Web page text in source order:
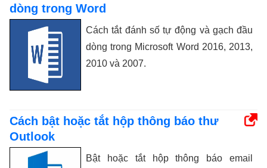
dòng trong Word
Cách tắt đánh số tự động và gạch đầu
dòng trong Microsoft Word 2016, 2013,
2010 và 2007.
Cách bật hoặc tắt hộp thông báo thư
Outlook
Bật hoặc tắt hộp thông báo email